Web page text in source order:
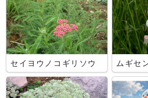
セイヨウノコギリソウ ムギセ